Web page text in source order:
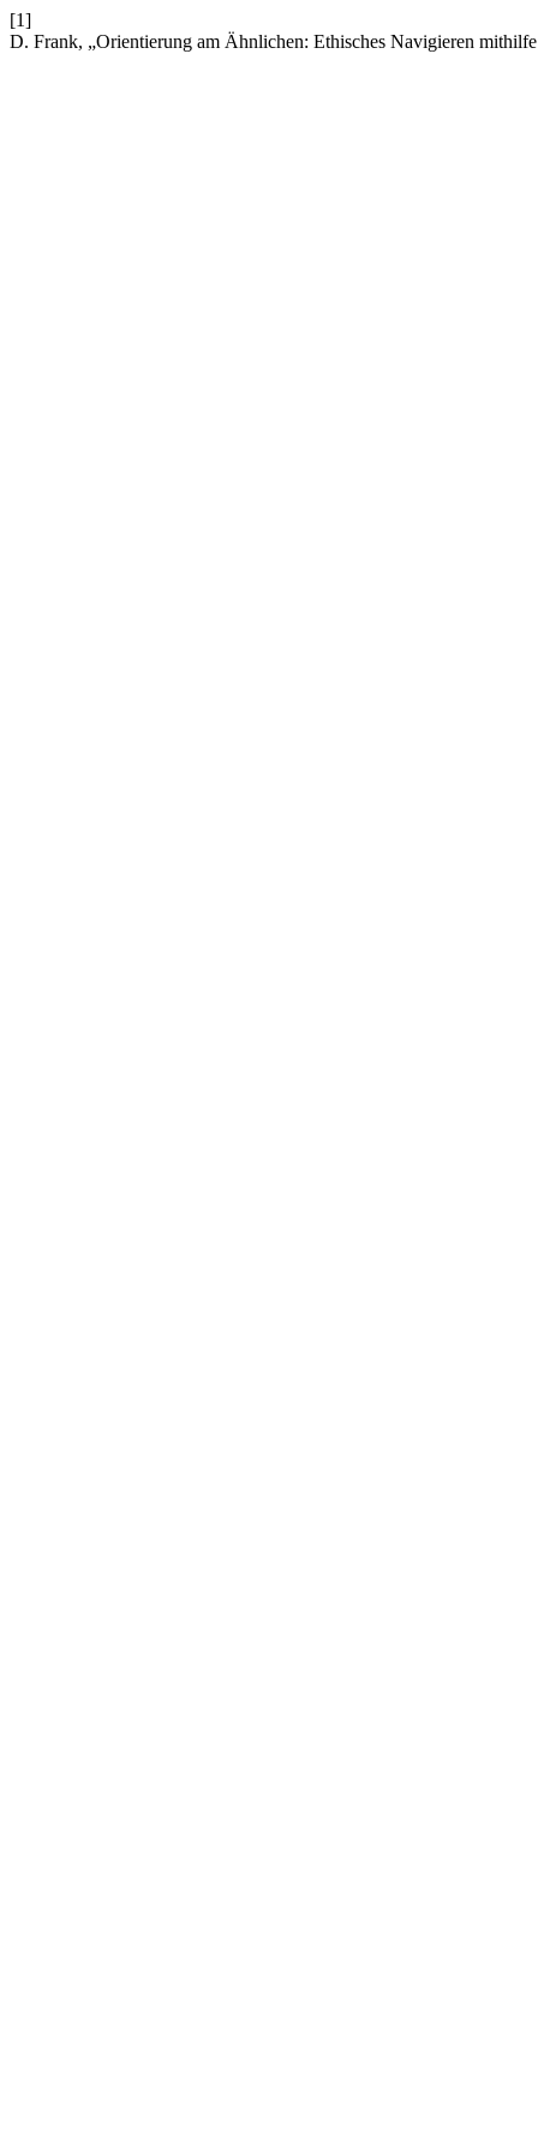
[1]
D. Frank, „Orientierung am Ähnlichen: Ethisches Navigieren